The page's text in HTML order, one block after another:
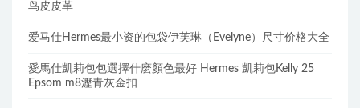
鸟皮皮革
爱马仕Hermes最小资的包袋伊芙琳（Evelyne）尺寸价格大全
愛馬仕凱莉包包選擇什麽顏色最好 Hermes 凱莉包Kelly 25
Epsom m8瀝青灰金扣